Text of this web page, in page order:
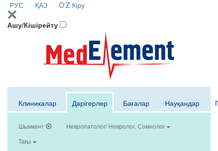
РУС ҚАЗ O'Z Кіру
Ашу/Кішірейту
Клиникалар Дәрігерлер Бағалар Науқандар
Шымкент
Невропатолог/ Невролог, Сомнолог
Тағы